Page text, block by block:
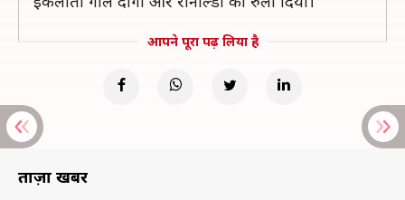
आपने पूरा पढ़ लिया है
ताज़ा खबरें